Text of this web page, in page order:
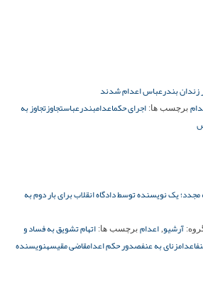
زندان بندرعباس اعدام شدند
برچسب ها: اجرای حکماعدامبندرعباستجاوزتجاوز به
یک نویسنده توسط دادگاه انقلاب برای بار دوم به
آرشیو, اعدام برچسب ها: اتهام تشویق به فساد و
اعدامزنای به عنفصدور حکم اعدامقاضی مقیسهنویسنده